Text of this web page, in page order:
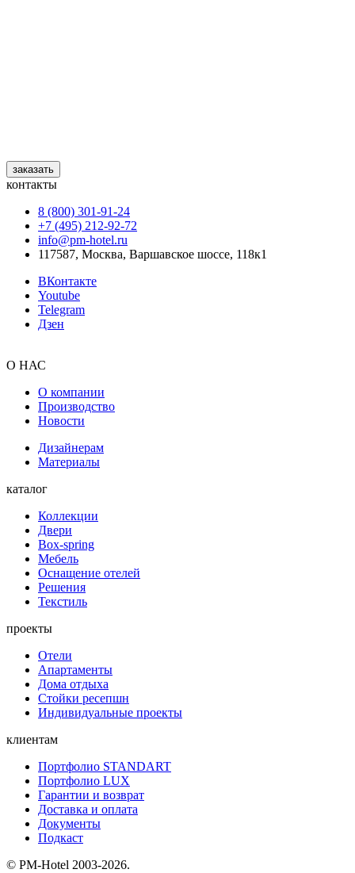
заказать
контакты
8 (800) 301‑91‑24
+7 (495) 212‑92‑72
info@pm-hotel.ru
117587, Москва, Варшавское шоссе, 118к1
ВКонтакте
Youtube
Telegram
Дзен
О НАС
О компании
Производство
Новости
Дизайнерам
Материалы
каталог
Коллекции
Двери
Box-spring
Мебель
Оснащение отелей
Решения
Текстиль
проекты
Отели
Апартаменты
Дома отдыха
Стойки ресепшн
Индивидуальные проекты
клиентам
Портфолио STANDART
Портфолио LUX
Гарантии и возврат
Доставка и оплата
Документы
Подкаст
© PM-Hotel 2003-2026.